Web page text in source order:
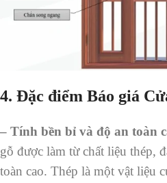
4. Đặc điểm Báo giá
– Tính bền bỉ và độ an toàn
gỗ được làm từ chất liệu thép,
toàn cao. Thép là một vật liệu